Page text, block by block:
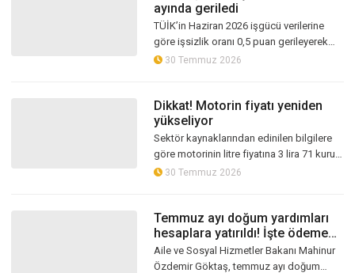
ayında geriledi
TÜİK’in Haziran 2026 işgücü verilerine
göre işsizlik oranı 0,5 puan gerileyerek
yüzde 7,6’ya indi. İşsiz sayısı azalırken
30 Temmuz 2026
Dikkat! Motorin fiyatı yeniden
yükseliyor
Sektör kaynaklarından edinilen bilgilere
göre motorinin litre fiyatına 3 lira 71 kuruş
zam yapılması bekleniyor. Artışın 31
30 Temmuz 2026
Temmuz ayı doğum yardımları
hesaplara yatırıldı! İşte ödeme
miktarları
Aile ve Sosyal Hizmetler Bakanı Mahinur
Özdemir Göktaş, temmuz ayı doğum